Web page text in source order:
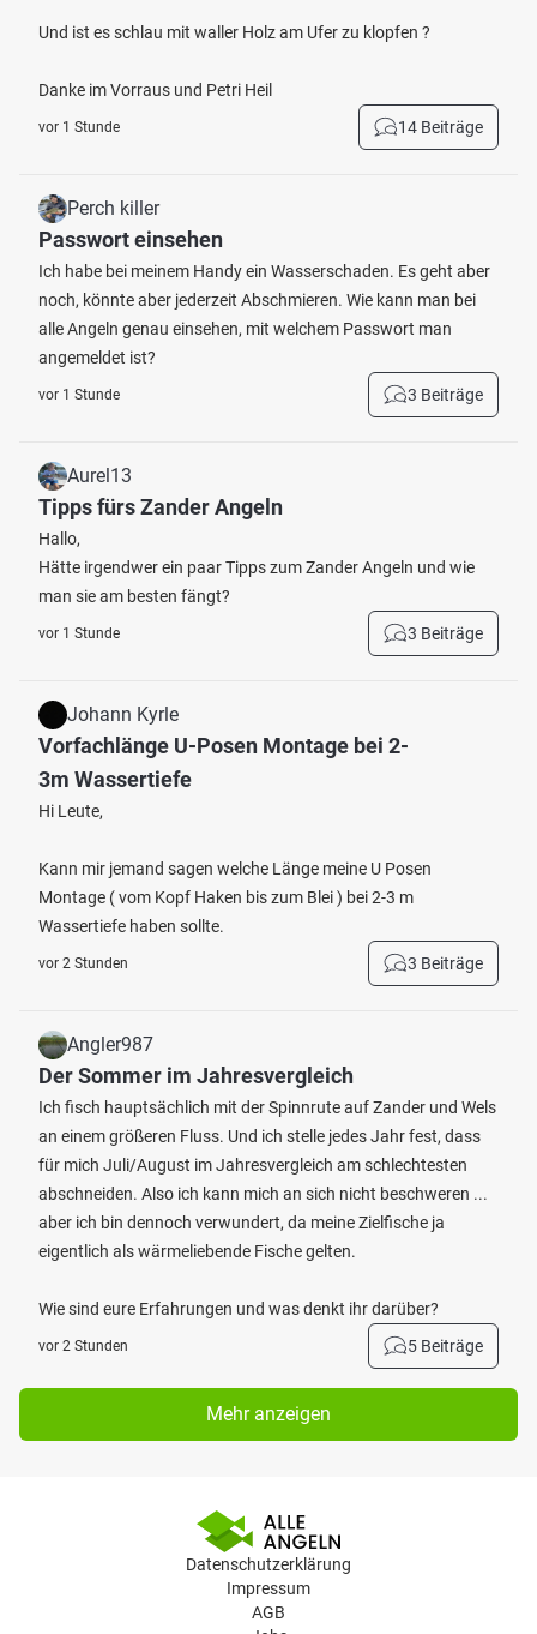
Und ist es schlau mit waller Holz am Ufer zu klopfen ?
Danke im Vorraus und Petri Heil
vor 1 Stunde 14 Beiträge
Perch killer
Passwort einsehen
Ich habe bei meinem Handy ein Wasserschaden. Es geht aber
noch, könnte aber jederzeit Abschmieren. Wie kann man bei
alle Angeln genau einsehen, mit welchem Passwort man
angemeldet ist?
vor 1 Stunde 3 Beiträge
Aurel13
Tipps fürs Zander Angeln
Hallo,
Hätte irgendwer ein paar Tipps zum Zander Angeln und wie
man sie am besten fängt?
vor 1 Stunde 3 Beiträge
Johann Kyrle
Vorfachlänge U-Posen Montage bei 2-
3m Wassertiefe
Hi Leute,
Kann mir jemand sagen welche Länge meine U Posen
Montage ( vom Kopf Haken bis zum Blei ) bei 2-3 m
Wassertiefe haben sollte.
vor 2 Stunden 3 Beiträge
Angler987
Der Sommer im Jahresvergleich
Ich fisch hauptsächlich mit der Spinnrute auf Zander und Wels
an einem größeren Fluss. Und ich stelle jedes Jahr fest, dass
für mich Juli/August im Jahresvergleich am schlechtesten
abschneiden. Also ich kann mich an sich nicht beschweren ...
aber ich bin dennoch verwundert, da meine Zielfische ja
eigentlich als wärmeliebende Fische gelten.
Wie sind eure Erfahrungen und was denkt ihr darüber?
vor 2 Stunden 5 Beiträge
Mehr anzeigen
Datenschutzerklärung
Impressum
AGB